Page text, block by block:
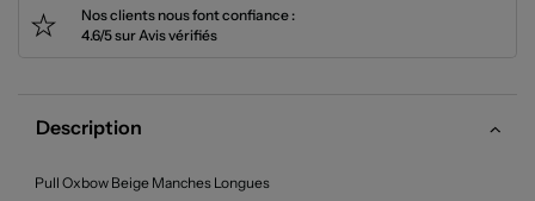
Nos clients nous font confiance :
4.6/5 sur Avis vérifiés
Description
Pull Oxbow Beige Manches Longues